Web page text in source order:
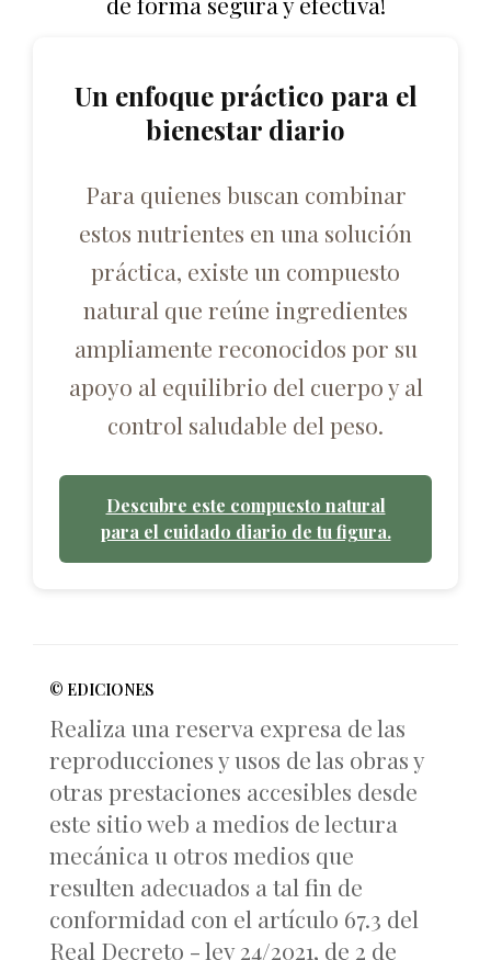
Un enfoque práctico para el
bienestar diario
Para quienes buscan combinar
estos nutrientes en una solución
práctica, existe un compuesto
natural que reúne ingredientes
ampliamente reconocidos por su
apoyo al equilibrio del cuerpo y al
control saludable del peso.
Descubre este compuesto natural
para el cuidado diario de tu figura.
© EDICIONES
Realiza una reserva expresa de las
reproducciones y usos de las obras y
otras prestaciones accesibles desde
este sitio web a medios de lectura
mecánica u otros medios que
resulten adecuados a tal fin de
conformidad con el artículo 67.3 del
Real Decreto - ley 24/2021, de 2 de